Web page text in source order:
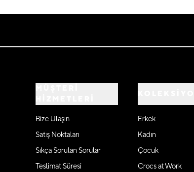
Bize Ulaşın
Satış Noktaları
Sıkça Sorulan Sorular
Teslimat Süresi
Erkek
Kadın
Çocuk
Crocs at Work